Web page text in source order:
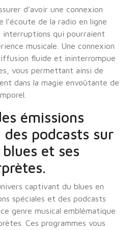
d’avoir une connexion
l’écoute de la radio en ligne
interruptions qui pourraient
musicale. Une connexion
fluide et ininterrompue
vous permettant ainsi de
dans la magie envoûtante de
émissions
des podcasts sur
et ses
captivant du blues en
spéciales et des podcasts
genre musical emblématique
Ces programmes vous